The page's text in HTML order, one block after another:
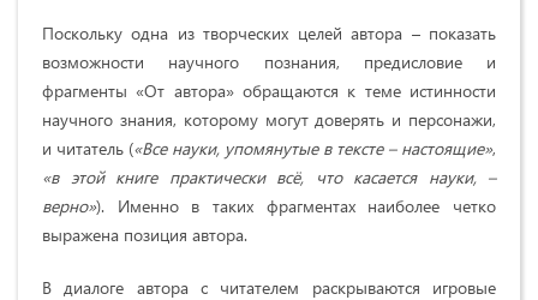
Поскольку одна из творческих целей автора – показать
возможности научного познания, предисловие и
фрагменты «От автора» обращаются к теме истинности
научного знания, которому могут доверять и персонажи,
и читатель («Все науки, упомянутые в тексте – настоящие»,
«в этой книге практически всё, что касается науки, –
верно»). Именно в таких фрагментах наиболее четко
выражена позиция автора.
В диалоге автора с читателем раскрываются игровые